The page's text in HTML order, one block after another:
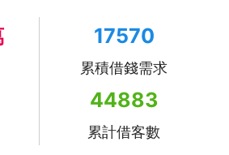
17570
累積借錢需求
44883
累計借客數